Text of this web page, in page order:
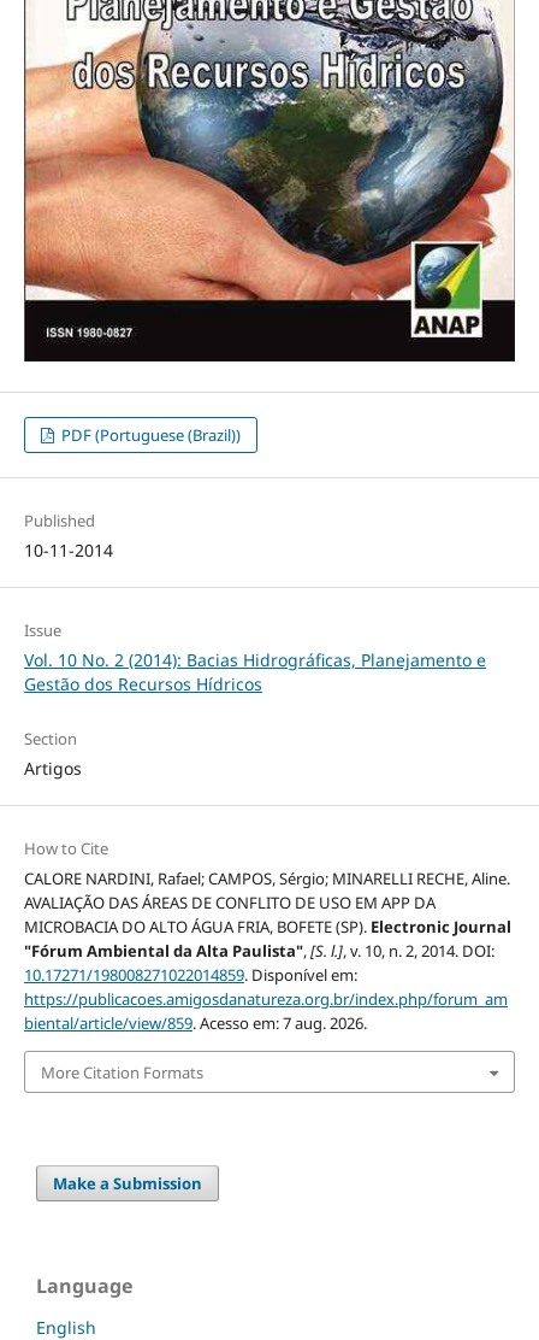
PDF (Portuguese (Brazil))
Published
10-11-2014
Issue
Vol. 10 No. 2 (2014): Bacias Hidrográficas, Planejamento e
Gestão dos Recursos Hídricos
Section
Artigos
How to Cite
CALORE NARDINI, Rafael; CAMPOS, Sérgio; MINARELLI RECHE, Aline.
AVALIAÇÃO DAS ÁREAS DE CONFLITO DE USO EM APP DA
MICROBACIA DO ALTO ÁGUA FRIA, BOFETE (SP). Electronic Journal
"Fórum Ambiental da Alta Paulista",[S. l.], v. 10, n. 2, 2014. DOI:
10.17271/198008271022014859. Disponível em:
https://publicacoes.amigosdanatureza.org.br/index.php/forum_am
biental/article/view/859. Acesso em: 7 aug. 2026.
More Citation Formats
Make a Submission
Language
English